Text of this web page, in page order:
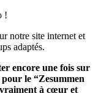
!
notre site internet et
adaptés.
encore une fois sur
le “Zesummen
à cœur et